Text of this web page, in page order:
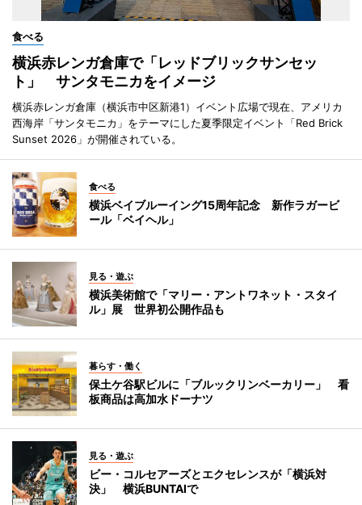
食べる
横浜赤レンガ倉庫で「レッドブリックサンセッ
ト」 サンタモニカをイメージ
横浜赤レンガ倉庫（横浜市中区新港1）イベント広場で現在、アメリカ
西海岸「サンタモニカ」をテーマにした夏季限定イベント「Red Brick
Sunset 2026」が開催されている。
食べる
横浜ベイブルーイング15周年記念 新作ラガービ
ール「ベイヘル」
見る・遊ぶ
横浜美術館で「マリー・アントワネット・スタイ
ル」展 世界初公開作品も
暮らす・働く
保土ケ谷駅ビルに「ブルックリンベーカリー」 看
板商品は高加水ドーナツ
見る・遊ぶ
ビー・コルセアーズとエクセレンスが「横浜対
決」 横浜BUNTAIで